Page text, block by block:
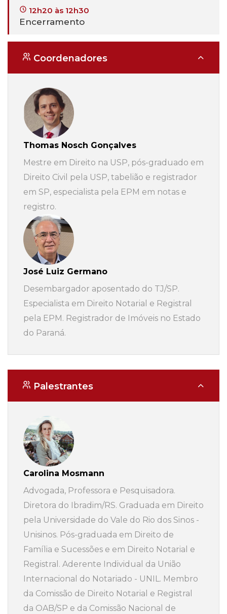
12h20 às 12h30
Encerramento
Coordenadores
Thomas Nosch Gonçalves
Mestre em Direito na USP, pós-graduado em
Direito Civil pela USP, tabelião e registrador
em SP, especialista pela EPM em notas e
registro.
José Luiz Germano
Desembargador aposentado do TJ/SP.
Especialista em Direito Notarial e Registral
pela EPM. Registrador de Imóveis no Estado
do Paraná.
Palestrantes
Carolina Mosmann
Advogada, Professora e Pesquisadora.
Diretora do Ibradim/RS. Graduada em Direito
pela Universidade do Vale do Rio dos Sinos -
Unisinos. Pós-graduada em Direito de
Família e Sucessões e em Direito Notarial e
Registral. Aderente Individual da União
Internacional do Notariado - UNIL. Membro
da Comissão de Direito Notarial e Registral
da OAB/SP e da Comissão Nacional de